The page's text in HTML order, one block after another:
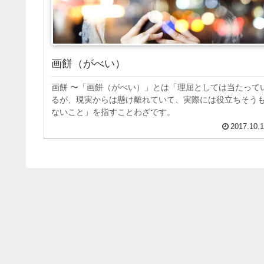
画餅（がべい）
画餅 〜「画餅（がべい）」とは「理屈としては当たって
るが、現実からは懸け離れていて、実際には役立ちそうも
ないこと」を指すことわざです。